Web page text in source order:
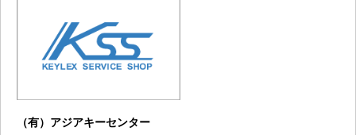
（有）アジアキーセンター